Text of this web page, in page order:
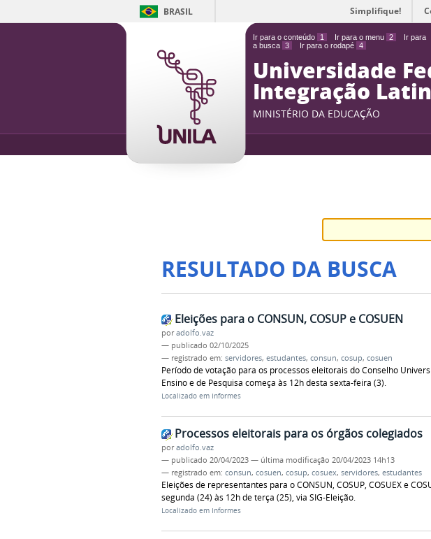
Ir para o conteúdo 1 Ir para o menu 2
Ir para
a busca 3 Ir para o rodapé 4
BRASIL Simplifique!
Universidade
Integração
MINISTÉRIO DA EDUCAÇÃO
RESULTADO DA BUSCA
Eleições para o CONSUN, COSUP e COSUEN
poradolfo.vaz
— publicado 02/10/2025
— registrado em: servidores, estudantes, consun, cosup, cosuen
Período de votação para os processos eleitorais do Conselho
Ensino e de Pesquisa começa às 12h desta sexta-feira (3).
Localizado em Informes
Processos eleitorais para os órgãos colegiados
poradolfo.vaz
— publicado 20/04/2023 — última modificação 20/04/2023 14h13
— registrado em: consun, cosuen, cosup, cosuex, servidores, estudantes
Eleições de representantes para o CONSUN, COSUP, COSUEX e
segunda (24) às 12h de terça (25), via SIG-Eleição.
Localizado em Informes